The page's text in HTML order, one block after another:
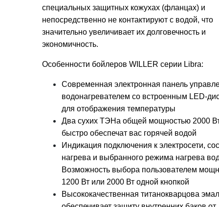
специальных защитных кожухах (фланцах) и
непосредственно не контактируют с водой, что
значительно увеличивает их долговечность и
экономичность.
Особенности бойлеров WILLER серии Libra:
Современная электронная панель
водонагревателем со встроенным LED-
для отображения температуры
Два сухих ТЭНа общей мощностью 2000
быстро обеспечат вас горячей водой
Индикация подключения к электросети,
нагрева и выбранного режима нагрева
Возможность выбора пользователем
1200 Вт или 2000 Вт одной кнопкой
Высококачественная титанокварцова